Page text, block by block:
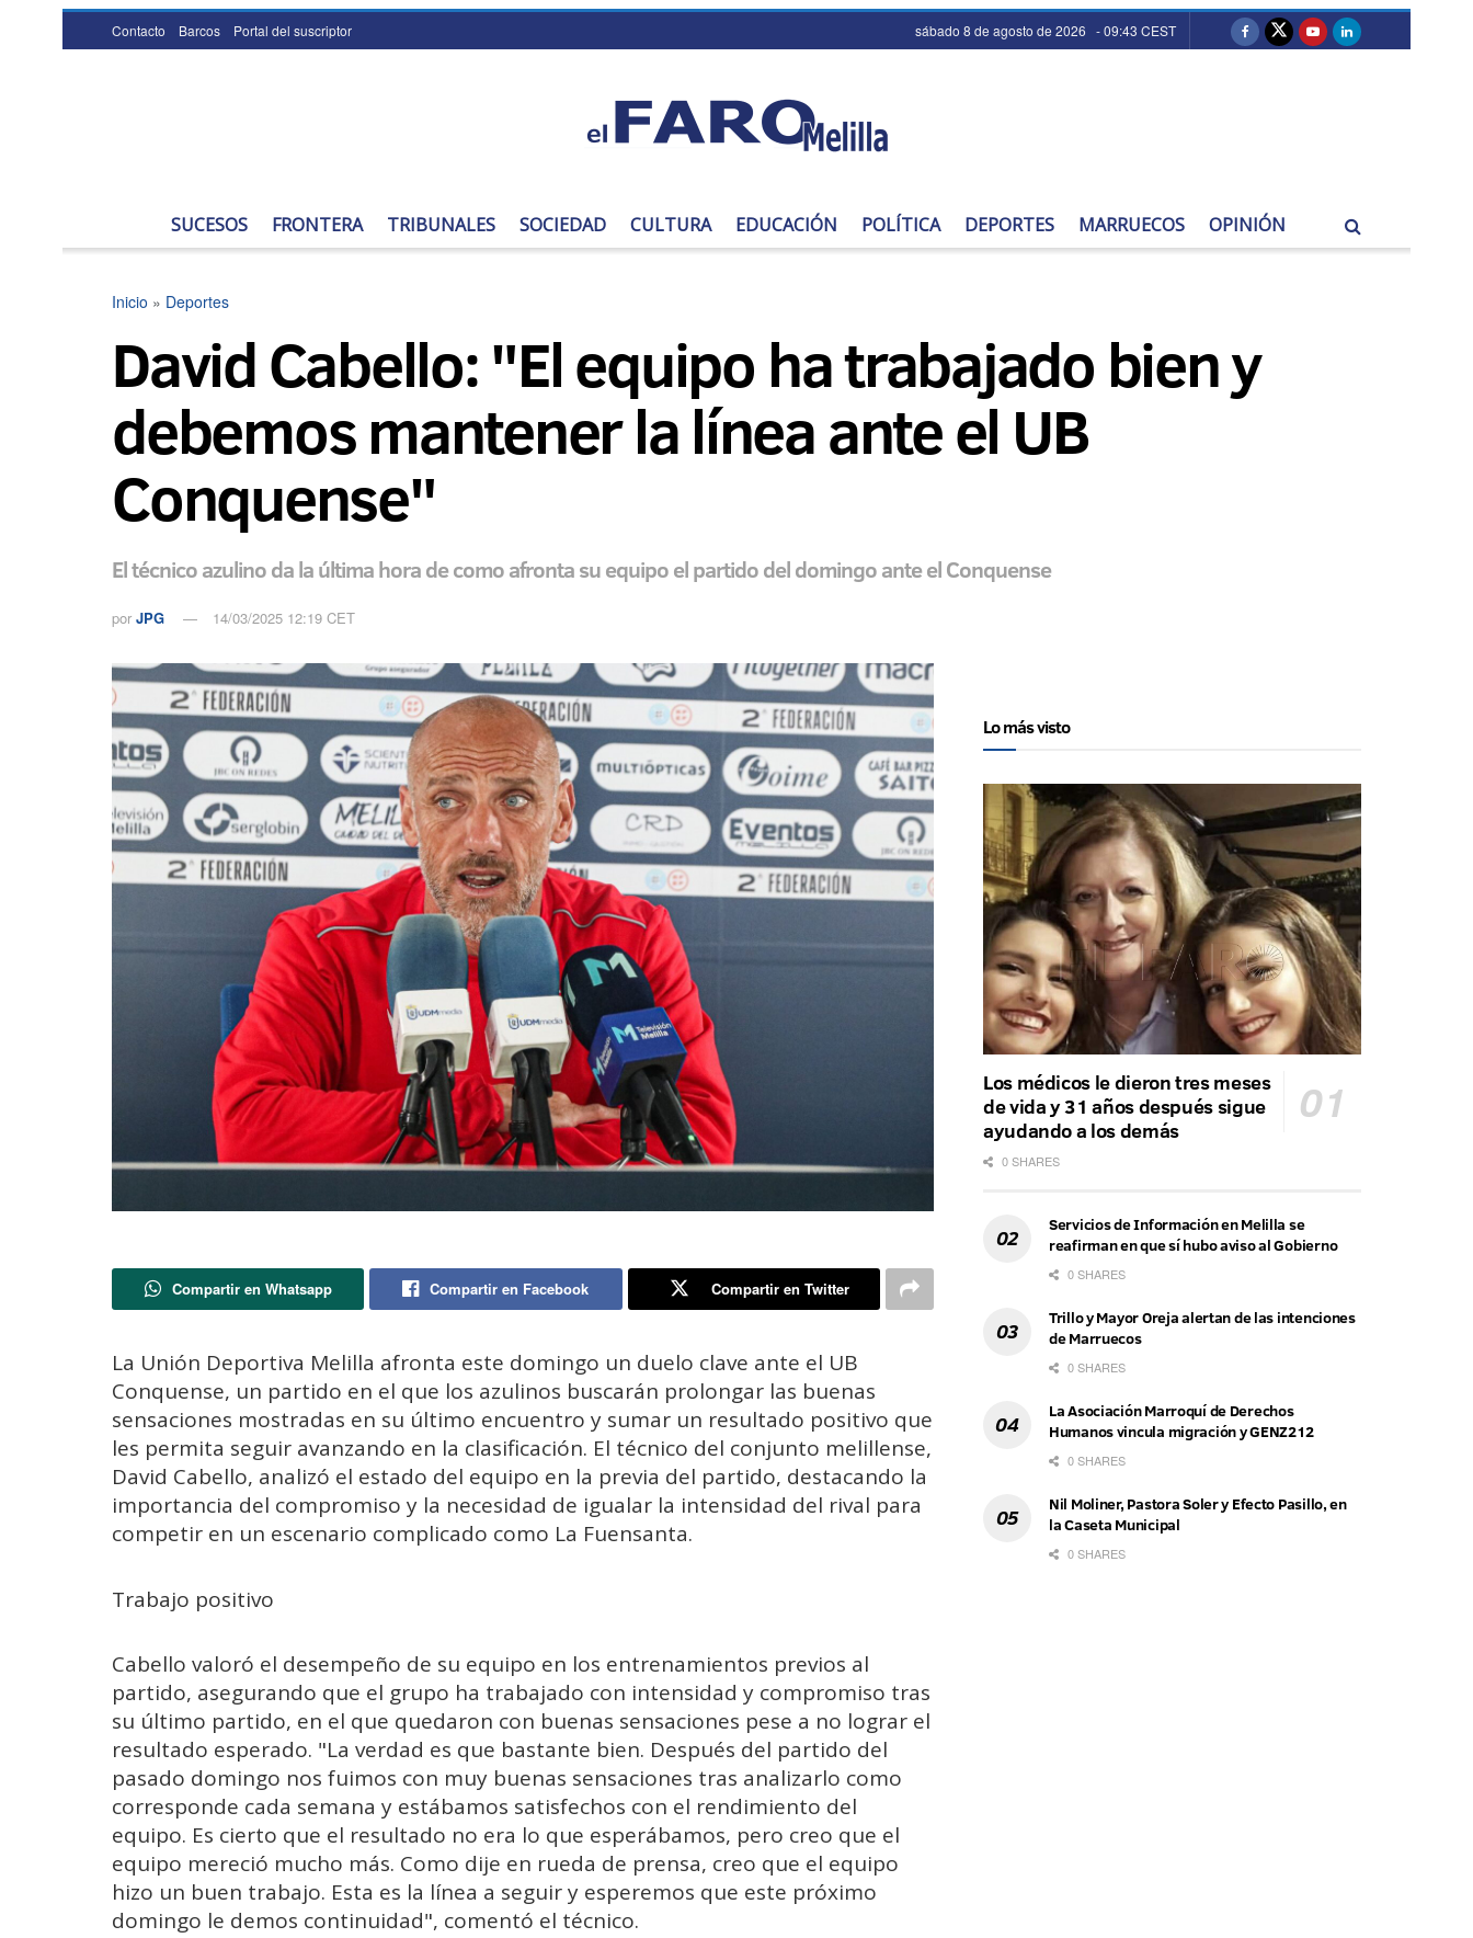
Contacto Barcos Portal del suscriptor sábado 8 de agosto de 2026 - 09:43 CEST
SUCESOS FRONTERA TRIBUNALES SOCIEDAD CULTURA EDUCACIÓN POLÍTICA DEPORTES MARRUECOS OPINIÓN
Inicio » Deportes
David Cabello: "El equipo ha trabajado bien y
debemos mantener la línea ante el UB
Conquense"
El técnico azulino da la última hora de como afronta su equipo el partido del domingo ante el Conquense
por JPG 14/03/2025 12:19 CET
Compartir en Whatsapp Compartir en Facebook Compartir en Twitter
La Unión Deportiva Melilla afronta este domingo un duelo clave ante el UB
Conquense, un partido en el que los azulinos buscarán prolongar las buenas
sensaciones mostradas en su último encuentro y sumar un resultado positivo que
les permita seguir avanzando en la clasificación. El técnico del conjunto melillense,
David Cabello, analizó el estado del equipo en la previa del partido, destacando la
importancia del compromiso y la necesidad de igualar la intensidad del rival para
competir en un escenario complicado como La Fuensanta.
Trabajo positivo
Cabello valoró el desempeño de su equipo en los entrenamientos previos al
partido, asegurando que el grupo ha trabajado con intensidad y compromiso tras
su último partido, en el que quedaron con buenas sensaciones pese a no lograr el
resultado esperado. "La verdad es que bastante bien. Después del partido del
pasado domingo nos fuimos con muy buenas sensaciones tras analizarlo como
corresponde cada semana y estábamos satisfechos con el rendimiento del
equipo. Es cierto que el resultado no era lo que esperábamos, pero creo que el
equipo mereció mucho más. Como dije en rueda de prensa, creo que el equipo
hizo un buen trabajo. Esta es la línea a seguir y esperemos que este próximo
domingo le demos continuidad", comentó el técnico.
Lo más visto
Los médicos le dieron tres meses
de vida y 31 años después sigue
ayudando a los demás
0 SHARES
Servicios de Información en Melilla se
reafirman en que sí hubo aviso al Gobierno
0 SHARES
Trillo y Mayor Oreja alertan de las intenciones
de Marruecos
0 SHARES
La Asociación Marroquí de Derechos
Humanos vincula migración y GENZ212
0 SHARES
Nil Moliner, Pastora Soler y Efecto Pasillo, en
la Caseta Municipal
0 SHARES